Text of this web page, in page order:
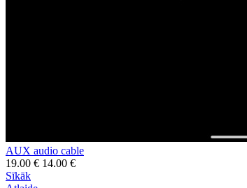
AUX audio cable
19.00 € 14.00 €
Sīkāk